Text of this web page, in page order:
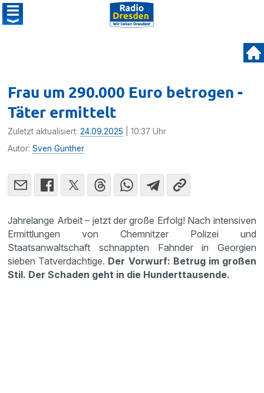
Frau um 290.000 Euro betrogen -
Täter ermittelt
Zuletzt aktualisiert:24.09.2025 | 10:37 Uhr
Autor:Sven Günther
Jahrelange Arbeit – jetzt der große Erfolg! Nach intensiven
Ermittlungen von Chemnitzer Polizei und
Staatsanwaltschaft schnappten Fahnder in Georgien
sieben Tatverdächtige. Der Vorwurf: Betrug im großen
Stil. Der Schaden geht in die Hunderttausende.